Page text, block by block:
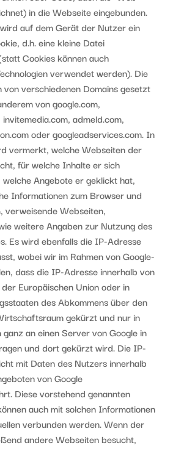
in die Webseite eingebunden.
auf dem Gerät der Nutzer ein
d.h. eine kleine Datei
Cookies können auch
verwendet werden). Die
von verschiedenen Domains gesetzt
von google.com,
admeld.com,
oder googleadservices.com. In
vermerkt, welche Webseiten der
für welche Inhalte er sich
Angebote er geklickt hat,
Informationen zum Browser und
verweisende Webseiten,
weitere Angaben zur Nutzung des
Es wird ebenfalls die IP-Adresse
wobei wir im Rahmen von Google-
dass die IP-Adresse innerhalb von
Europäischen Union oder in
des Abkommens über den
gekürzt und nur in
ganz an einen Server von Google in
und dort gekürzt wird. Die IP-
mit Daten des Nutzers innerhalb
von Google
Diese vorstehend genannten
auch mit solchen Informationen
verbunden werden. Wenn der
andere Webseiten besucht,